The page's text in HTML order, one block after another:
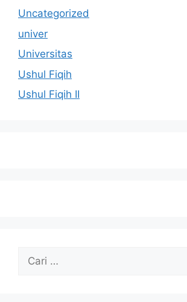
Uncategorized
univer
Universitas
Ushul Fiqih
Ushul Fiqih II
Cari